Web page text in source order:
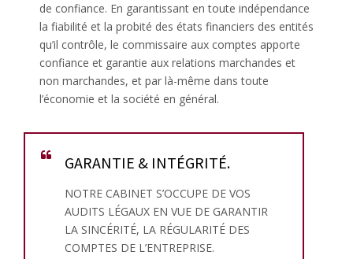
de confiance. En garantissant en toute indépendance
la fiabilité et la probité des états financiers des entités
qu’il contrôle, le commissaire aux comptes apporte
confiance et garantie aux relations marchandes et
non marchandes, et par là-même dans toute
l’économie et la société en général.
GARANTIE & INTÉGRITÉ.
NOTRE CABINET S’OCCUPE DE VOS
AUDITS LÉGAUX EN VUE DE GARANTIR
LA SINCÉRITÉ, LA RÉGULARITÉ DES
COMPTES DE L’ENTREPRISE.